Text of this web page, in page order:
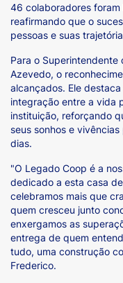
46 colaboradores
reafirmando que o
pessoas e suas
Para o Superintendente
Azevedo, o
alcançados. Ele
integração entre a vida
instituição, reforçando
seus sonhos e
dias.
"O Legado Coop é a
dedicado a esta casa
celebramos mais que
quem cresceu junto
enxergamos as
entrega de quem
tudo, uma construção
Frederico.